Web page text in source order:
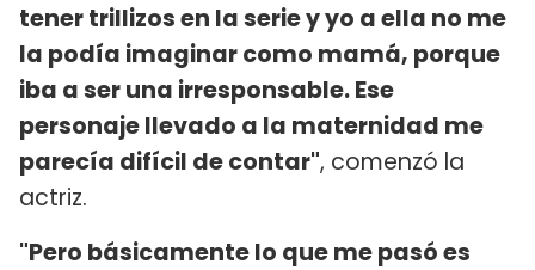
tener trillizos en la serie y yo a ella no me
la podía imaginar como mamá, porque
iba a ser una irresponsable. Ese
personaje llevado a la maternidad me
parecía difícil de contar", comenzó la
actriz.
"Pero básicamente lo que me pasó es